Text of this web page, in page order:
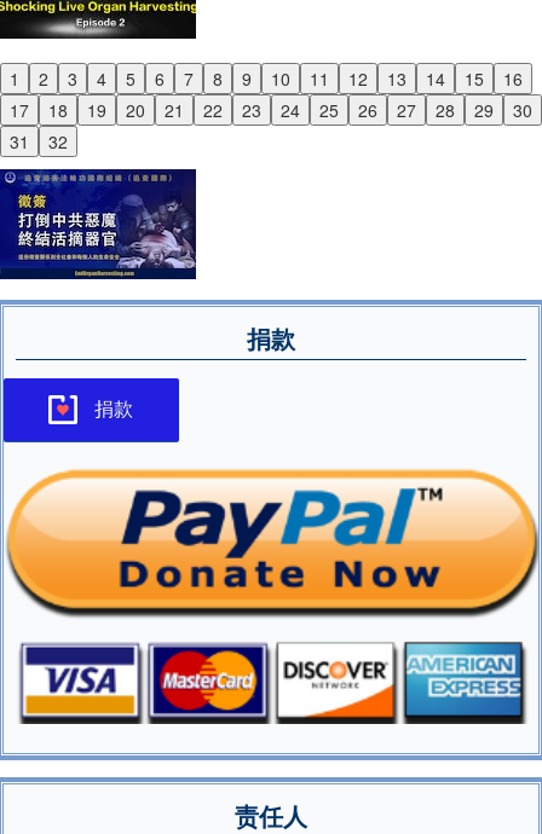
1 2 3 4 5 6 7 8 9 10 11 12 13 14 15
16
17
18 19 20 21 22 23 24 25 26 27 28 29
30
31
32
Previous
Next
捐款
捐款
责任人